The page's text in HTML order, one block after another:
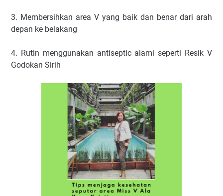
3. Membersihkan area V yang baik dan benar dari arah
depan ke belakang
4. Rutin menggunakan antiseptic alami seperti Resik V
Godokan Sirih